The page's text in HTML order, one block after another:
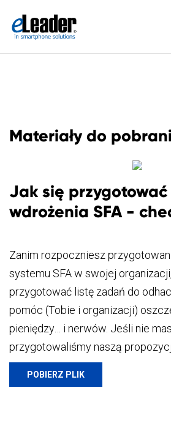
Materiały do
Jak się
wdrożenia SFA -
Zanim rozpoczniesz
systemu SFA w swojej
przygotować listę zadań do
pomóc (Tobie i organizacji)
pieniędzy… i nerwów. Jeśli nie
przygotowaliśmy naszą
POBIERZ PLIK